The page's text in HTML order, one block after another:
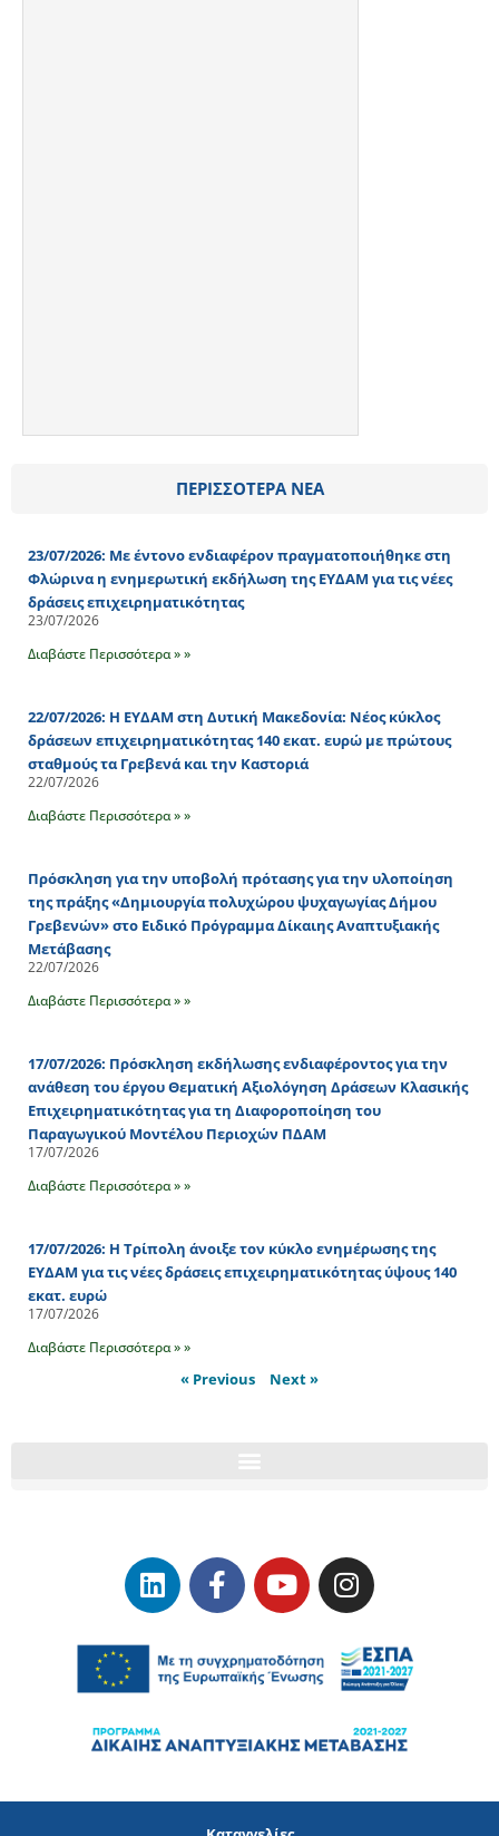
ΠΕΡΙΣΣΟΤΕΡΑ ΝΕΑ
23/07/2026: Με έντονο ενδιαφέρον πραγματοποιήθηκε στη
Φλώρινα η ενημερωτική εκδήλωση της ΕΥΔΑΜ για τις νέες
δράσεις επιχειρηματικότητας
23/07/2026
Διαβάστε Περισσότερα » »
22/07/2026: Η ΕΥΔΑΜ στη Δυτική Μακεδονία: Νέος κύκλος
δράσεων επιχειρηματικότητας 140 εκατ. ευρώ με πρώτους
σταθμούς τα Γρεβενά και την Καστοριά
22/07/2026
Διαβάστε Περισσότερα » »
Πρόσκληση για την υποβολή πρότασης για την υλοποίηση
της πράξης «Δημιουργία πολυχώρου ψυχαγωγίας Δήμου
Γρεβενών» στο Ειδικό Πρόγραμμα Δίκαιης Αναπτυξιακής
Μετάβασης
22/07/2026
Διαβάστε Περισσότερα » »
17/07/2026: Πρόσκληση εκδήλωσης ενδιαφέροντος για την
ανάθεση του έργου Θεματική Αξιολόγηση Δράσεων Κλασικής
Επιχειρηματικότητας για τη Διαφοροποίηση του
Παραγωγικού Μοντέλου Περιοχών ΠΔΑΜ
17/07/2026
Διαβάστε Περισσότερα » »
17/07/2026: Η Τρίπολη άνοιξε τον κύκλο ενημέρωσης της
ΕΥΔΑΜ για τις νέες δράσεις επιχειρηματικότητας ύψους 140
εκατ. ευρώ
17/07/2026
Διαβάστε Περισσότερα » »
« Previous Next »